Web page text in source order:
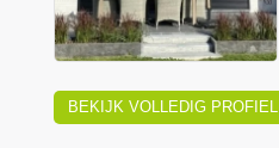
BEKIJK VOLLEDIG PROFIEL